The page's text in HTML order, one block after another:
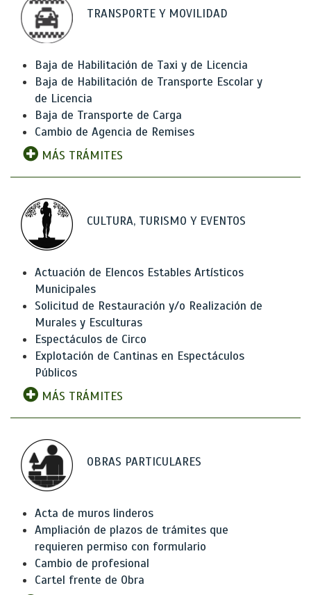
TRANSPORTE Y MOVILIDAD
Baja de Habilitación de Taxi y de Licencia
Baja de Habilitación de Transporte Escolar y
de Licencia
Baja de Transporte de Carga
Cambio de Agencia de Remises
MÁS TRÁMITES
CULTURA, TURISMO Y EVENTOS
Actuación de Elencos Estables Artísticos
Municipales
Solicitud de Restauración y/o Realización de
Murales y Esculturas
Espectáculos de Circo
Explotación de Cantinas en Espectáculos
Públicos
MÁS TRÁMITES
OBRAS PARTICULARES
Acta de muros linderos
Ampliación de plazos de trámites que
requieren permiso con formulario
Cambio de profesional
Cartel frente de Obra